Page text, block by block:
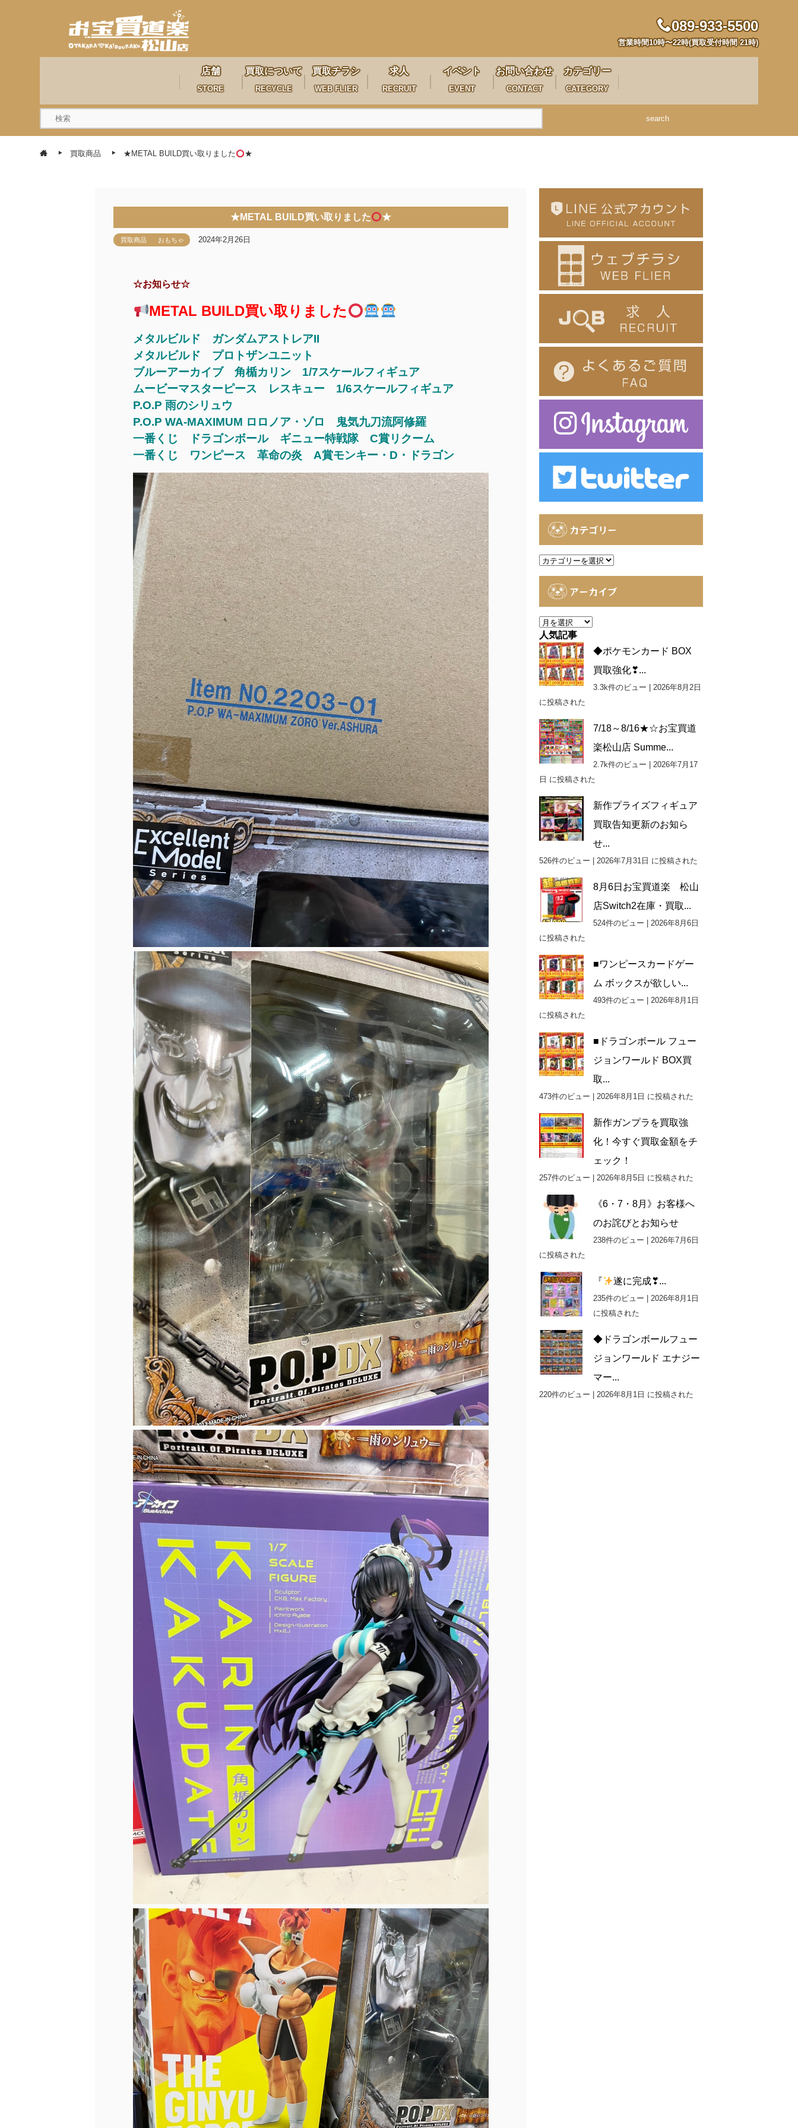
089-933-5500
営業時間10時〜22時(買取受付時間 21時)
店舗
STORE
買取について
RECYCLE
買取チラシ
WEB FLIER
求人
RECRUIT
イベント
EVENT
お問い合わせ
CONTACT
カテゴリー
CATEGORY
search
買取商品 ★METAL BUILD買い取りました ★
★METAL BUILD買い取りました ★
買取商品 おもちゃ 2024年2月26日
☆お知らせ☆
METAL BUILD買い取りました
メタルビルド ガンダムアストレアII
メタルビルド プロトザンユニット
ブルーアーカイブ 角楯カリン 1/7スケールフィギュア
ムービーマスターピース レスキュー 1/6スケールフィギュア
P.O.P 雨のシリュウ
P.O.P WA-MAXIMUM ロロノア・ゾロ 鬼気九刀流阿修羅
一番くじ ドラゴンボール ギニュー特戦隊 C賞リクーム
一番くじ ワンピース 革命の炎 A賞モンキー・D・ドラゴン
カテゴリー
カ
アーカイブ
ア
ー
カ
イ
ブ
人気記事
◆ポケモンカード BOX
買取強化❣...
3.3k件のビュー
2026年8月2日
に投稿された
7/18～8/16★☆お宝買道
楽松山店 Summe...
2.7k件のビュー
2026年7月17
日 に投稿された
新作プライズフィギュア
買取告知更新のお知ら
せ...
526件のビュー 2026年7月31日 に投稿された
8月6日お宝買道楽 松山
店Switch2在庫・買取...
524件のビュー
2026年8月6日
に投稿された
■ワンピースカードゲー
ム ボックスが欲しい...
493件のビュー
2026年8月1日
に投稿された
■ドラゴンボール フュー
ジョンワールド BOX買
取...
473件のビュー 2026年8月1日 に投稿された
新作ガンプラを買取強
化！今すぐ買取金額をチ
ェック！
257件のビュー 2026年8月5日 に投稿された
《6・7・8月》お客様へ
のお詫びとお知らせ
238件のビュー
2026年7月6日
に投稿された
『 遂に完成❣...
235件のビュー
2026年8月1日
に投稿された
◆ドラゴンボールフュー
ジョンワールド エナジー
マー...
220件のビュー 2026年8月1日 に投稿された